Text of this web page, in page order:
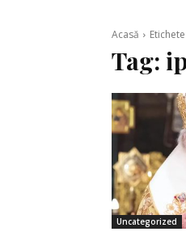
Acasă Etichete
Tag:
Uncategorized